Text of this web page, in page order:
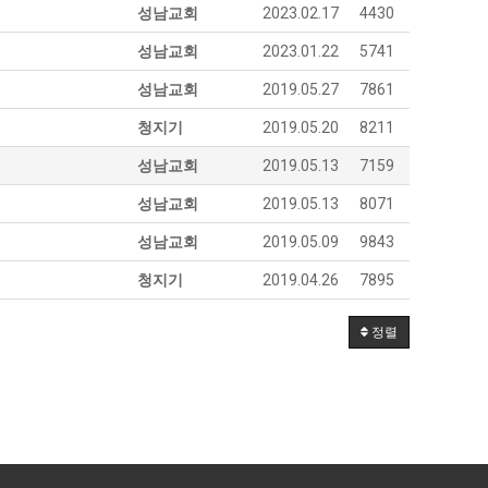
성남교회 2023.02.17 4430
성남교회 2023.01.22 5741
성남교회 2019.05.27 7861
청지기 2019.05.20 8211
성남교회 2019.05.13 7159
성남교회 2019.05.13 8071
성남교회 2019.05.09 9843
청지기 2019.04.26 7895
정렬